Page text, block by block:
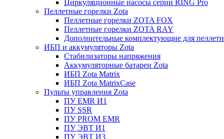
Циркуляционные насосы серии RING Pro
Пеллетные горелки Zota
Пеллетные горелки ZOTA FOX
Пеллетные горелки ZOTA RAY
Дополнительные комплектующие для
ИБП и аккумуляторы Zota
Стабилизаторы напряжения
Аккумуляторные батареи Zota
ИБП Zota Matrix
ИБП Zota MatrixCase
Пульты управления Zota
ПУ EMR И1
ПУ SSR
ПУ PROM EMR
ПУ ЭВТ И1
ПУ ЭВТ И3